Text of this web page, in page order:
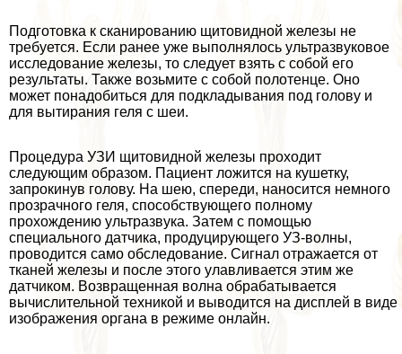
Подготовка к сканированию щитовидной железы не
требуется. Если ранее уже выполнялось ультразвуковое
исследование железы, то следует взять с собой его
результаты. Также возьмите с собой полотенце. Оно
может понадобиться для подкладывания под голову и
для вытирания геля с шеи.
Процедypa УЗИ щитовидной железы проходит
следующим образом. Пациент ложится на кушетку,
запрокинув голову. На шею, спереди, наносится немного
прозрачного геля, способствующего полному
прохождению ультразвука. Затем с помощью
специального датчика, продуцирующего УЗ-волны,
проводится само обследование. Сигнал отражается от
тканей железы и после этого улавливается этим же
датчиком. Возвращенная волна обpaбатывается
вычислительной техникой и выводится на дисплей в виде
изображения органа в режиме онлайн.